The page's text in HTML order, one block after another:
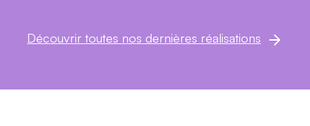
Découvrir toutes nos dernières réalisations